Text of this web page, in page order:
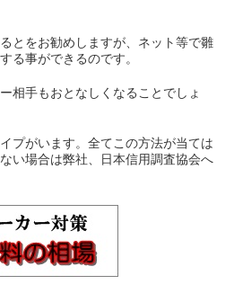
とをお勧めしますが、ネット等で雛
る事ができるのです。
相手もおとなしくなることでしょ
プがいます。全てこの方法が当ては
い場合は弊社、日本信用調査協会へ